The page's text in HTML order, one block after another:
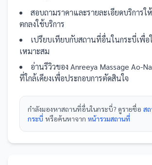
สอบถามราคาและรายละเอียดบริการ
ตกลงใช้บริการ
เปรียบเทียบกับสถานที่อื่นในกระบี่เพื่อ
เหมาะสม
อ่านรีวิวของ Anreeya Massage Ao-
ที่ใกล้เคียงเพื่อประกอบการตัดสินใจ
กำลังมองหาสถานที่อื่นในกระบี่? ดูรายชื่อ ส
กระบี่ หรือค้นหาจาก หน้ารวมสถานที่